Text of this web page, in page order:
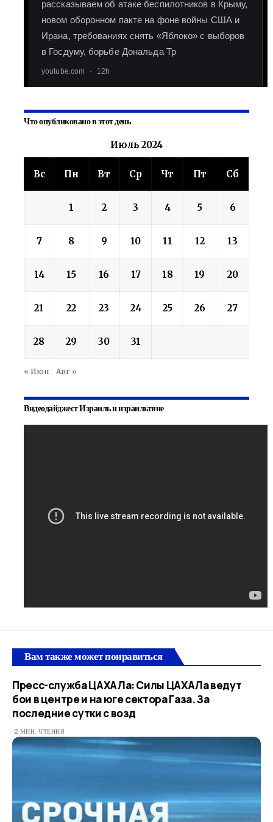
Что опубликовано в этот день
Июль 2024
Вс Пн Вт Ср Чт Пт Сб
1 2 3 4 5 6
7 8 9 10 11 12 13
14 15 16 17 18 19 20
21 22 23 24 25 26 27
28 29 30 31
« Июн Авг »
Видеодайджест Израиль и израильтяне
Вам также может понравиться
Пресс-служба ЦАХАЛа: Силы ЦАХАЛа ведут
бои в центре и на юге сектора Газа. За
последние сутки с возд
2 МИН. ЧТЕНИЯ